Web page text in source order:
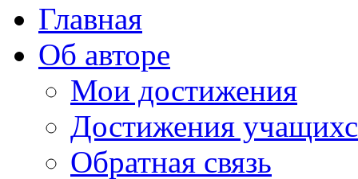
Главная
Об авторе
Мои достижения
Достижения
Обратная связь